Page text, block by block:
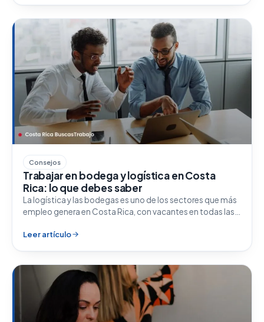
Consejos
Trabajar en bodega y logística en Costa
Rica: lo que debes saber
La logística y las bodegas es uno de los sectores que más
empleo genera en Costa Rica, con vacantes en todas las…
Leer artículo